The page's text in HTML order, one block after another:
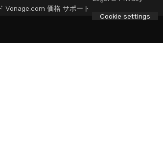
Vonage.com 価格 サポート
Cookie settings